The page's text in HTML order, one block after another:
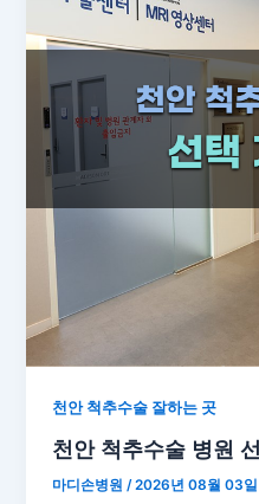
천안 척추수술 잘하는 곳
천안 척추수술 병원
마디손병원 /2026년 08월 03일